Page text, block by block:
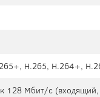
H.265, H.264+,
128 Мбит/с